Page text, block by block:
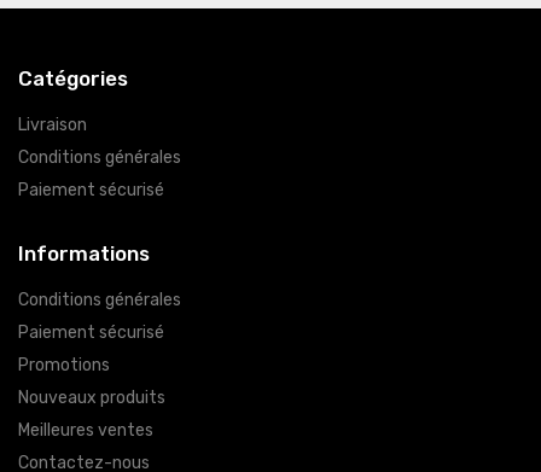
Catégories
Livraison
Conditions générales
Paiement sécurisé
Informations
Conditions générales
Paiement sécurisé
Promotions
Nouveaux produits
Meilleures ventes
Contactez-nous